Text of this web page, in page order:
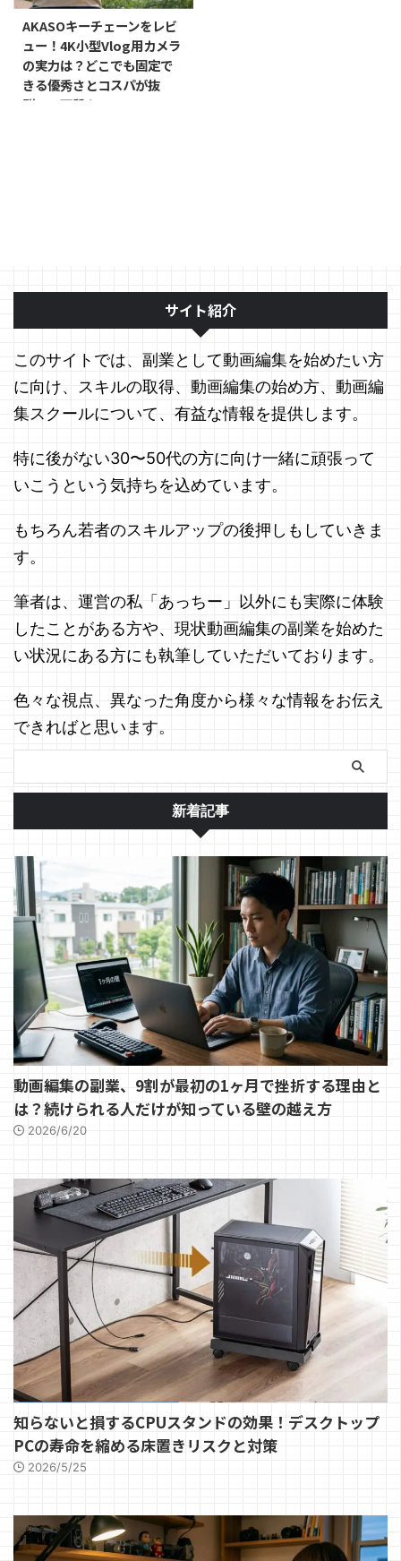
AKASOキーチェーンをレビ
ュー！4K小型Vlog用カメラ
の実力は？どこでも固定で
きる優秀さとコスパが抜
群！！画質をGoPro Hero
サイト紹介
このサイトでは、副業として動画編集を始めたい方
に向け、スキルの取得、動画編集の始め方、動画編
集スクールについて、有益な情報を提供します。
特に後がない30〜50代の方に向け一緒に頑張って
いこうという気持ちを込めています。
もちろん若者のスキルアップの後押しもしていきま
す。
筆者は、運営の私「あっちー」以外にも実際に体験
したことがある方や、現状動画編集の副業を始めた
い状況にある方にも執筆していただいております。
色々な視点、異なった角度から様々な情報をお伝え
できればと思います。
新着記事
動画編集の副業、9割が最初の1ヶ月で挫折する理由と
は？続けられる人だけが知っている壁の越え方
2026/6/20
知らないと損するCPUスタンドの効果！デスクトップ
PCの寿命を縮める床置きリスクと対策
2026/5/25